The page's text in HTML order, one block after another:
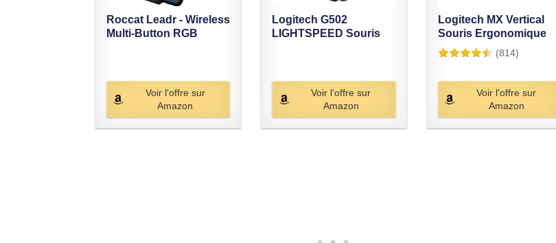
Roccat Leadr - Wireless
Multi-Button RGB
Voir l'offre sur
Amazon
Logitech G502
LIGHTSPEED Souris
Voir l'offre sur
Amazon
Logitech MX Vertical
Souris Ergonomique
sans Fil,...
(814)
Voir l'offre sur
Amazon